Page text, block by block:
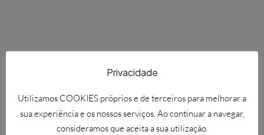
Privacidade
Utilizamos COOKIES próprios e de terceiros para melhorar a
sua experiência e os nossos serviços. Ao continuar a navegar,
consideramos que aceita a sua utilização.